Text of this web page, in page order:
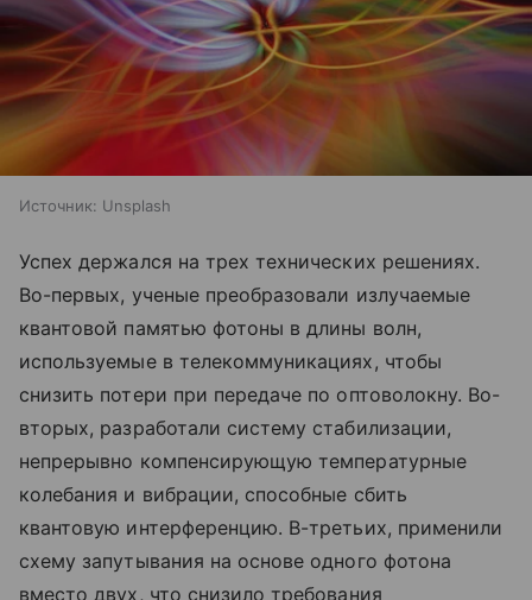
Источник: Unsplash
Успех держался на трех технических решениях.
Во-первых, ученые преобразовали излучаемые
квантовой памятью фотоны в длины волн,
используемые в телекоммуникациях, чтобы
снизить потери при передаче по оптоволокну. Во-
вторых, разработали систему стабилизации,
непрерывно компенсирующую температурные
колебания и вибрации, способные сбить
квантовую интерференцию. В-третьих, применили
схему запутывания на основе одного фотона
вместо двух, что снизило требования